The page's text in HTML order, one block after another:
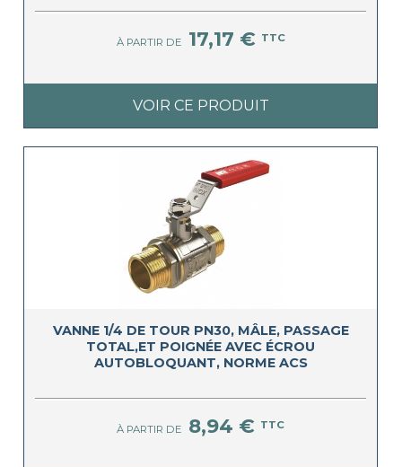
À PARTIR DE 17,17 € TTC
VOIR CE PRODUIT
VANNE 1/4 DE TOUR PN30, MÂLE, PASSAGE
TOTAL,ET POIGNÉE AVEC ÉCROU
AUTOBLOQUANT, NORME ACS
À PARTIR DE 8,94 € TTC